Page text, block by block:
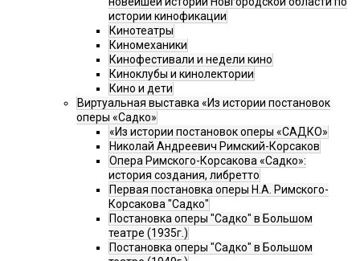
истории кинофикации
Кинотеатры
Киномеханики
Кинофестивали и недели кино
Киноклубы и кинолектории
Кино и дети
Виртуальная выставка «Из истории постановок
оперы «Садко»
«Из истории постановок оперы «САДКО»
Николай Андреевич Римский-Корсаков
Опера Римского-Корсакова «Садко»:
история создания, либретто
Первая постановка оперы Н.А. Римского-
Корсакова "Садко"
Постановка оперы "Садко" в Большом
театре (1935г.)
Постановка оперы "Садко" в Большом